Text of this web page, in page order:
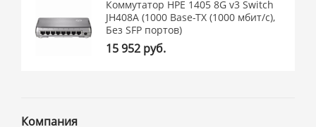
Коммутатор HPE 1405 8G v3 Switch
JH408A (1000 Base-TX (1000 мбит/с),
Без SFP портов)
15 952 руб.
Компания